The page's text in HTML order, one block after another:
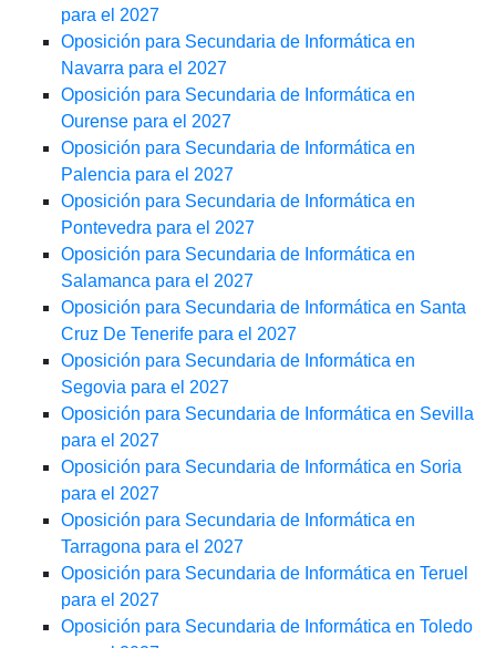
para el 2027
Oposición para Secundaria de Informática en
Navarra para el 2027
Oposición para Secundaria de Informática en
Ourense para el 2027
Oposición para Secundaria de Informática en
Palencia para el 2027
Oposición para Secundaria de Informática en
Pontevedra para el 2027
Oposición para Secundaria de Informática en
Salamanca para el 2027
Oposición para Secundaria de Informática en Santa
Cruz De Tenerife para el 2027
Oposición para Secundaria de Informática en
Segovia para el 2027
Oposición para Secundaria de Informática en Sevilla
para el 2027
Oposición para Secundaria de Informática en Soria
para el 2027
Oposición para Secundaria de Informática en
Tarragona para el 2027
Oposición para Secundaria de Informática en Teruel
para el 2027
Oposición para Secundaria de Informática en Toledo